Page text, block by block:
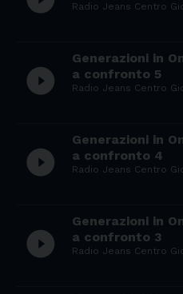
Radio Jeans Centro
play_circle_filled
Generazioni in
a confronto 5
Radio Jeans Centro
play_circle_filled
Generazioni in
a confronto 4
Radio Jeans Centro
play_circle_filled
Generazioni in
a confronto 3
Radio Jeans Centro